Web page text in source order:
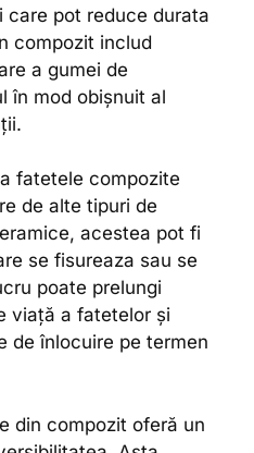
care pot reduce durata
compozit includ
a gumei de
în mod obișnuit al
fatetele compozite
de alte tipuri de
acestea pot fi
se fisureaza sau se
poate prelungi
viață a fatetelor și
de înlocuire pe termen
din compozit oferă un